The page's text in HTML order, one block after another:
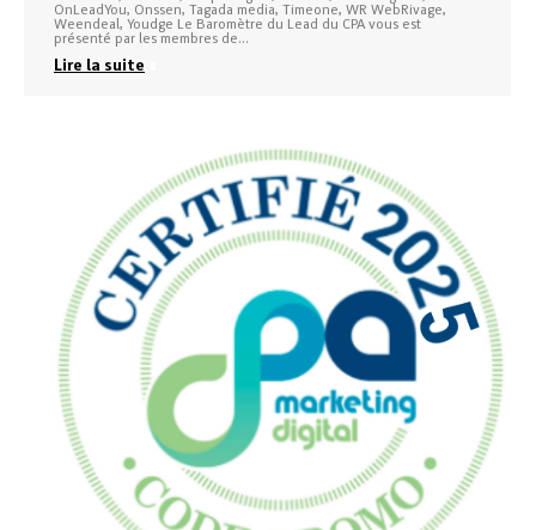
OnLeadYou, Onssen, Tagada media, Timeone, WR WebRivage,
Weendeal, Youdge Le Baromètre du Lead du CPA vous est
présenté par les membres de…
Lire la suite